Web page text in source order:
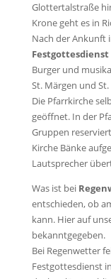
Glottertalstraße
Krone geht es in
Nach der Ankunft
Festgottesdienst
Burger und
St. Märgen und
Die Pfarrkirche
geöffnet. In der
Gruppen
Kirche Bänke
Lautsprecher
Was ist bei
entschieden, ob
kann. Hier auf
bekanntgegeben.
Bei Regenwetter
Festgottesdienst